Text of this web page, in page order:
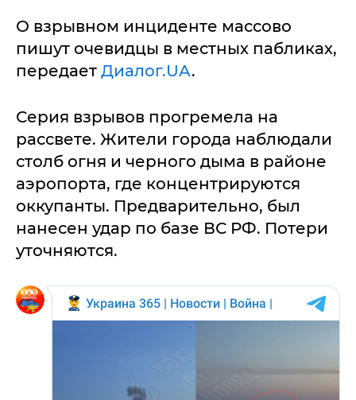
О взрывном инциденте массово
пишут очевидцы в местных пабликах,
передает Диалог.UA.
Серия взрывов прогремела на
рассвете. Жители города наблюдали
столб огня и черного дыма в районе
аэропорта, где концентрируются
оккупанты. Предварительно, был
нанесен удар по базе ВС РФ. Потери
уточняются.